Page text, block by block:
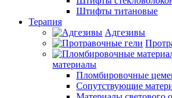
Штифты титановые
Терапия
Адгезивы
материалы
Пломбировочные
Сопутствующие